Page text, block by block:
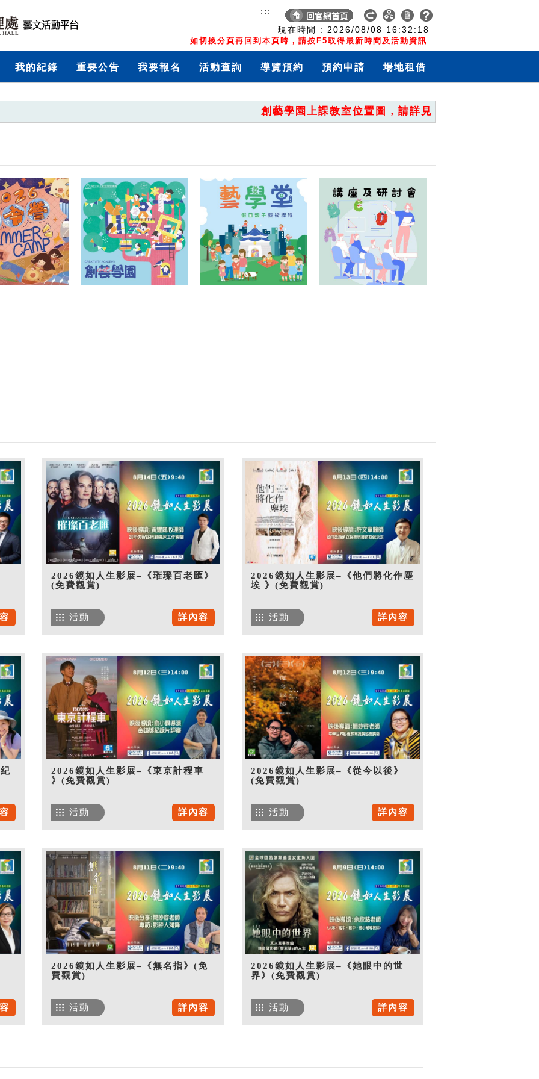
現在時間 : 2026/08/08 16:32:19
如切換分頁再回到本頁時，請按F5取得最新時間及活動資訊
:::
我的紀錄 重要公告 我要報名 活動查詢 導覽預約 預約申請 場地租借
創藝學園上課教室位置圖，請詳見「重要公告」。
2026鏡如人生影展–《璀璨百老匯》
(免費觀賞)
詳內容
活動
2026鏡如人生影展–《他們將化作塵
埃 》(免費觀賞)
詳內容
活動
2026鏡如人生影展–《東京計程車
》(免費觀賞)
詳內容
活動
2026鏡如人生影展–《從今以後》
(免費觀賞)
詳內容
活動
2026鏡如人生影展–《無名指》(免
費觀賞)
詳內容
活動
2026鏡如人生影展–《她眼中的世
界》(免費觀賞)
詳內容
活動